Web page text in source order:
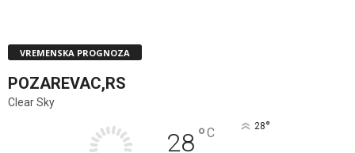
VREMENSKA PROGNOZA
POZAREVAC,RS
Clear Sky
28°C 28°